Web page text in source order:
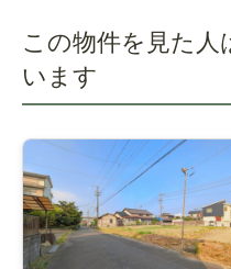
この物件を見た人
います